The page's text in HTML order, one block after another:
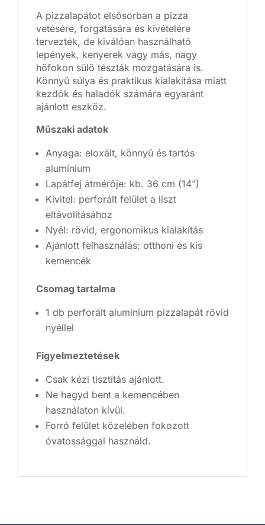
A pizzalapátot elsősorban a pizza
vetésére, forgatására és kivételére
tervezték, de kiválóan használható
lepények, kenyerek vagy más, nagy
hőfokon sülő tészták mozgatására is.
Könnyű súlya és praktikus kialakítása miatt
kezdők és haladók számára egyaránt
ajánlott eszköz.
Műszaki adatok
Anyaga: eloxált, könnyű és tartós
alumínium
Lapátfej átmérője: kb. 36 cm (14”)
Kivitel: perforált felület a liszt
eltávolításához
Nyél: rövid, ergonomikus kialakítás
Ajánlott felhasználás: otthoni és kis
kemencék
Csomag tartalma
1 db perforált alumínium pizzalapát rövid
nyéllel
Figyelmeztetések
Csak kézi tisztítás ajánlott.
Ne hagyd bent a kemencében
használaton kívül.
Forró felület közelében fokozott
óvatossággal használd.